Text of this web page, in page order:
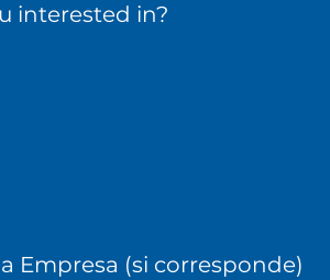
interested in?
Empresa (si corresponde)